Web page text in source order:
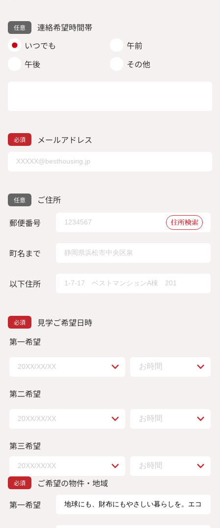
連絡希望時間帯
いつでも
午前
午後
その他
メールアドレス
ご住所
郵便番号
住所検索
町名まで
以下住所
見学ご希望日時
第一希望
第二希望
第三希望
ご希望の物件・地域
第一希望